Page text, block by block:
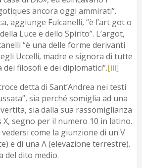
ancora oggi ammirati”.
aggiunge Fulcanelli, “è l’art got o
Luce e dello Spirito”. L’argot,
“è una delle forme derivanti
Uccelli, madre e signora di tutte
filosofi e dei diplomatici”.[iii]
detta di Sant’Andrea nei testi
sia perché somiglia ad una
sia dalla sua rassomiglianza
X, segno per il numero 10 in latino.
vedersi come la giunzione di un V
e di una Λ (elevazione terrestre).
del dito medio.